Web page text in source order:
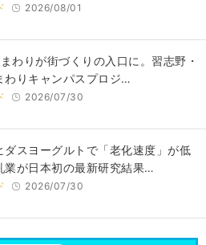
2026/08/01
わりが街づくりの入口に。習志野・
わりキャンパスプロジ…
2026/07/30
ダスヨーグルトで「老化速度」が低
が日本初の最新研究結果…
2026/07/30